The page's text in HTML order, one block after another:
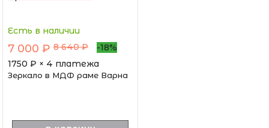
Есть в наличии
7 000 ₽ 8 640 ₽
-18%
1750 ₽ × 4 платежа
Зеркало в МДФ раме Варна